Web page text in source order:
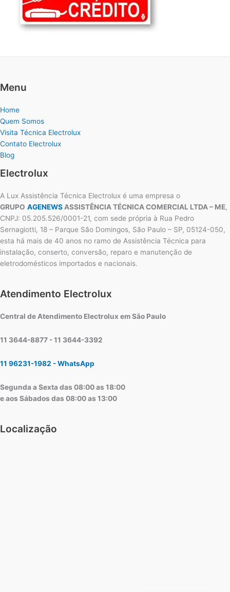
Menu
Home
Quem Somos
Visita Técnica Electrolux
Contato Electrolux
Blog
Electrolux
A Lux Assistência Técnica Electrolux é uma empresa o
GRUPO AGENEWS ASSISTÊNCIA TÉCNICA COMERCIAL LTDA – ME,
CNPJ: 05.205.526/0001-21, com sede própria à Rua Pedro
Sernagiotti, 18 – Parque São Domingos, São Paulo – SP, 05124-050,
esta há mais de 40 anos no ramo de Assistência Técnica para
instalação, conserto, conversão, reparo e manutenção de
eletrodomésticos importados e nacionais.
Atendimento Electrolux
Central de Atendimento Electrolux em São Paulo
11 3644-8877 - 11 3644-3392
11 96231-1982 - WhatsApp
Segunda a Sexta das 08:00 as 18:00
e aos Sábados das 08:00 as 13:00
Localização